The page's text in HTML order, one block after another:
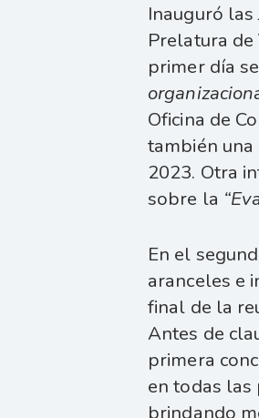
Inauguró
Prelatura
primer día
Oficina de
también
2023. Otra
sobre la
En el
aranceles e
final de la
Antes de
primera
en todas las